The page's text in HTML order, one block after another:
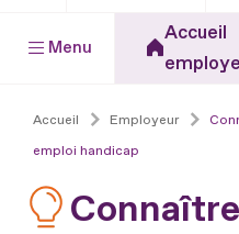
Menu
Accueil
Accueil Employeur
emploi handicap